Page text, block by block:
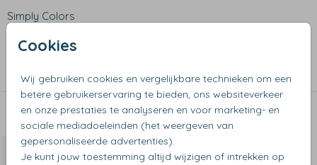
Cookies
Wij gebruiken cookies en vergelijkbare technieken om een
betere gebruikerservaring te bieden, ons websiteverkeer
en onze prestaties te analyseren en voor marketing- en
sociale mediadoeleinden (het weergeven van
gepersonaliseerde advertenties).
Je kunt jouw toestemming altijd wijzigen of intrekken op
Simply Colors
Collectie
Dit vind je misschien ook leuk
Van €20 voor €10